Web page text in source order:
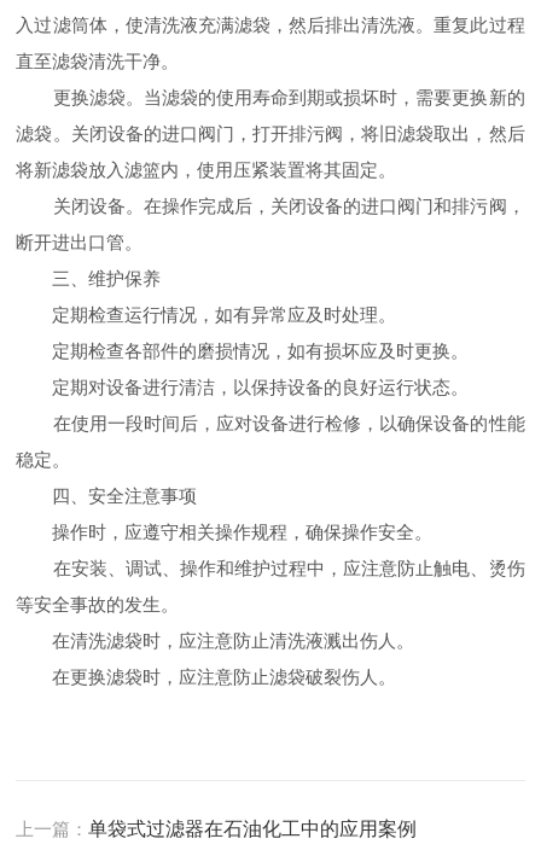
入过滤筒体，使清洗液充满滤袋，然后排出清洗液。重复此过程
直至滤袋清洗干净。
更换滤袋。当滤袋的使用寿命到期或损坏时，需要更换新的
滤袋。关闭设备的进口阀门，打开排污阀，将旧滤袋取出，然后
将新滤袋放入滤篮内，使用压紧装置将其固定。
关闭设备。在操作完成后，关闭设备的进口阀门和排污阀，
断开进出口管。
三、维护保养
定期检查运行情况，如有异常应及时处理。
定期检查各部件的磨损情况，如有损坏应及时更换。
定期对设备进行清洁，以保持设备的良好运行状态。
在使用一段时间后，应对设备进行检修，以确保设备的性能
稳定。
四、安全注意事项
操作时，应遵守相关操作规程，确保操作安全。
在安装、调试、操作和维护过程中，应注意防止触电、烫伤
等安全事故的发生。
在清洗滤袋时，应注意防止清洗液溅出伤人。
在更换滤袋时，应注意防止滤袋破裂伤人。
上一篇：单袋式过滤器在石油化工中的应用案例